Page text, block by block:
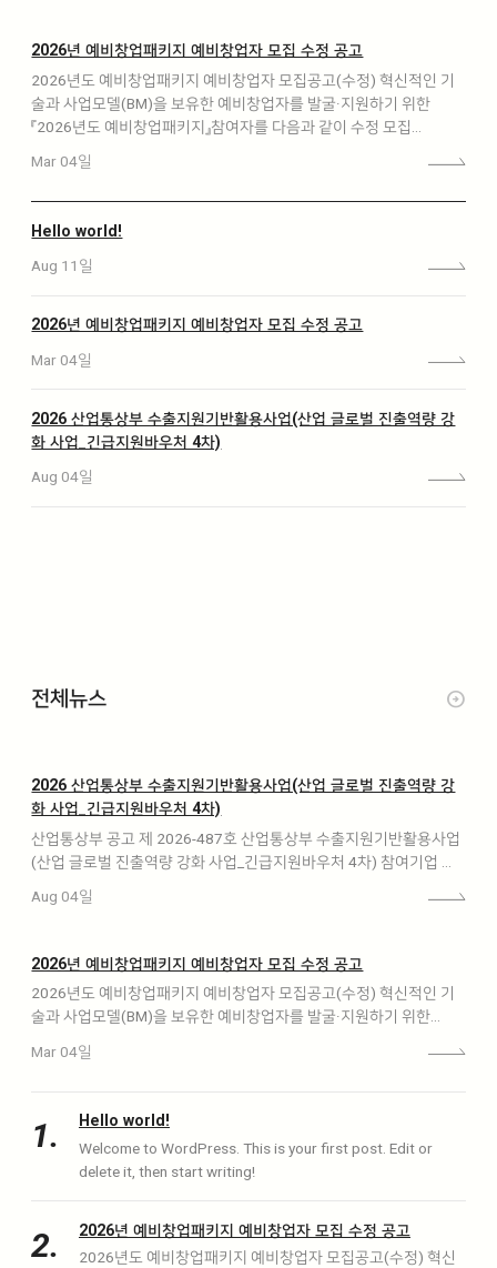
2026년 예비창업패키지 예비창업자 모집 수정 공고
2026년도 예비창업패키지 예비창업자 모집공고(수정) 혁신적인 기
술과 사업모델(BM)을 보유한 예비창업자를 발굴·지원하기 위한
『2026년도 예비창업패키지』참여자를 다음과 같이 수정 모집…
Mar 04일
Hello world!
Aug 11일
2026년 예비창업패키지 예비창업자 모집 수정 공고
Mar 04일
2026 산업통상부 수출지원기반활용사업(산업 글로벌 진출역량 강
화 사업_긴급지원바우처 4차)
Aug 04일
전체뉴스 arrow_circle_right
2026 산업통상부 수출지원기반활용사업(산업 글로벌 진출역량 강
화 사업_긴급지원바우처 4차)
산업통상부 공고 제 2026-487호 산업통상부 수출지원기반활용사업
(산업 글로벌 진출역량 강화 사업_긴급지원바우처 4차) 참여기업 모
Aug 04일
2026년 예비창업패키지 예비창업자 모집 수정 공고
2026년도 예비창업패키지 예비창업자 모집공고(수정) 혁신적인 기
술과 사업모델(BM)을 보유한 예비창업자를 발굴·지원하기 위한
Mar 04일
.
Hello world!
Welcome to WordPress. This is your first post. Edit or
delete it, then start writing!
.
2026년 예비창업패키지 예비창업자 모집 수정 공고
2026년도 예비창업패키지 예비창업자 모집공고(수정) 혁신